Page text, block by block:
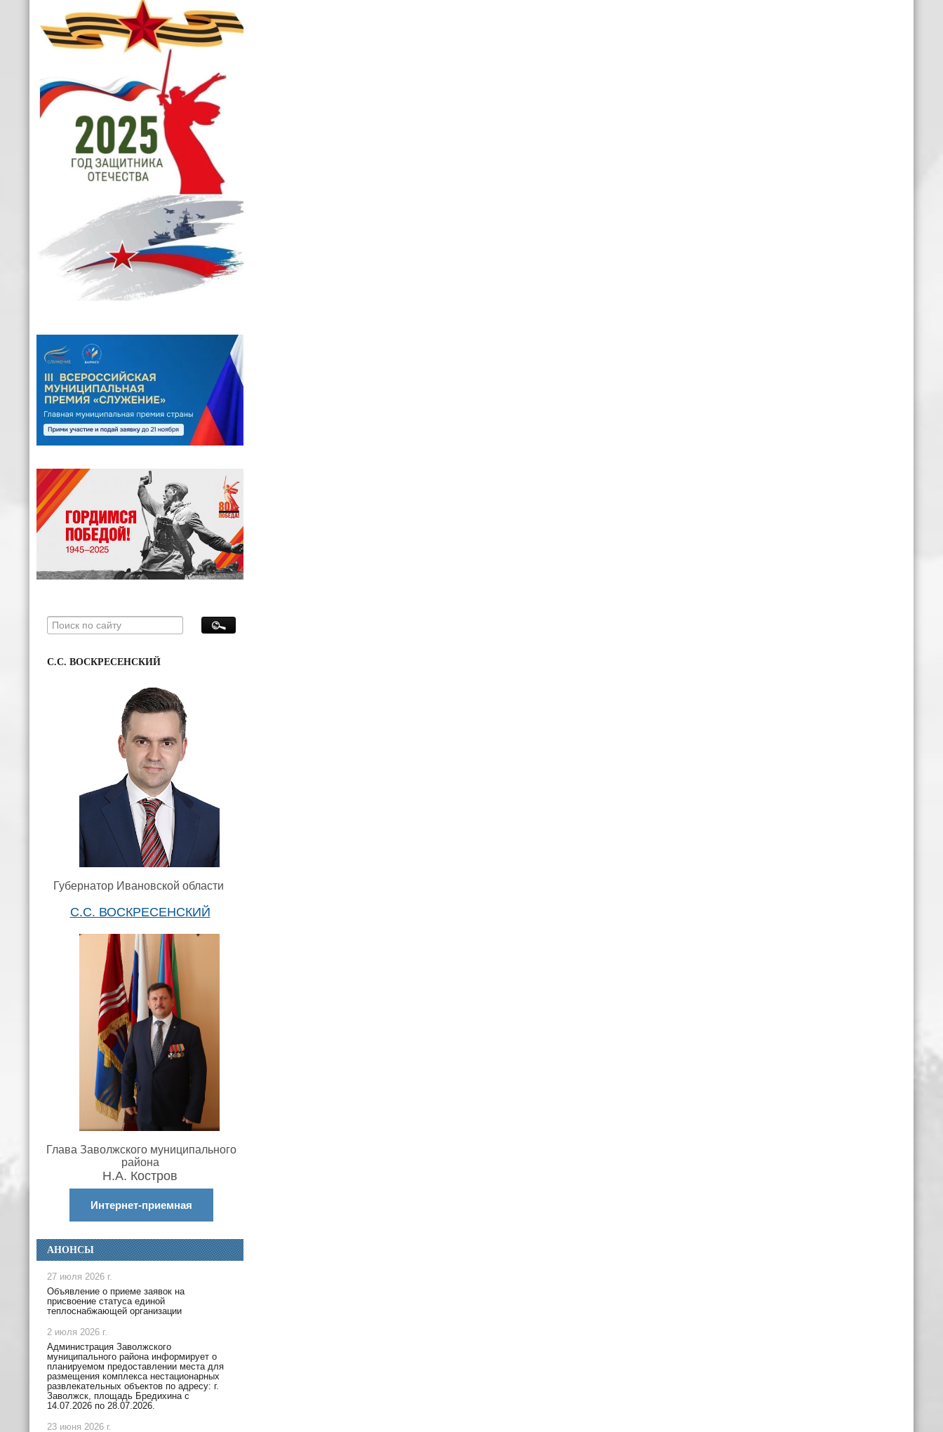
С.С. ВОСКРЕСЕНСКИЙ
Губернатор Ивановской области
С.С. ВОСКРЕСЕНСКИЙ
Глава Заволжского муниципального
района
Н.А. Костров
Интернет-приемная
АНОНСЫ
27 июля 2026 г.
Объявление о приеме заявок на
присвоение статуса единой
теплоснабжающей организации
2 июля 2026 г.
Администрация Заволжского
муниципального района информирует о
планируемом предоставлении места для
размещения комплекса нестационарных
развлекательных объектов по адресу: г.
Заволжск, площадь Бредихина с
14.07.2026 по 28.07.2026.
23 июня 2026 г.